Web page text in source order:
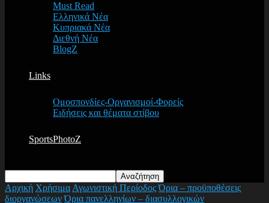
Must Read
Ελληνικά Νέα
Κυπριακά Νέα
Διεθνή Νέα
BlogZ
Links
Ομοσπονδίες-Οργανισμοί-Φορείς
Ειδήσεις και θέματα στίβου
SportsPhotoZ
Αρχική Χρήσιμα Αγωνιστική Περίοδος Όρια – προϋποθέσεις
διοργανώσεων Όρια πανελληνίων – διασυλλογικών